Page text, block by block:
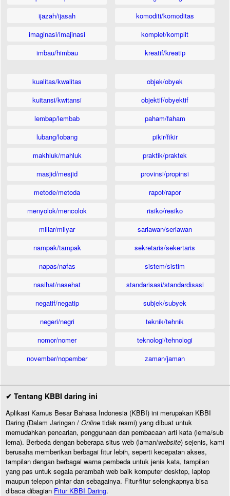
ijazah/ijasah
imaginasi/imajinasi
imbau/himbau
komoditi/komoditas
komplet/komplit
kreatif/kreatip
kualitas/kwalitas
kuitansi/kwitansi
lembap/lembab
lubang/lobang
makhluk/mahluk
masjid/mesjid
metode/metoda
menyolok/mencolok
miliar/milyar
nampak/tampak
napas/nafas
nasihat/nasehat
negatif/negatip
negeri/negri
nomor/nomer
november/nopember
objek/obyek
objektif/obyektif
paham/faham
pikir/fikir
praktik/praktek
provinsi/propinsi
rapot/rapor
risiko/resiko
sariawan/seriawan
sekretaris/sekertaris
sistem/sistim
standarisasi/standardisasi
subjek/subyek
teknik/tehnik
teknologi/tehnologi
zaman/jaman
✔ Tentang KBBI daring ini
Aplikasi Kamus Besar Bahasa Indonesia (KBBI) ini merupakan KBBI
Daring (Dalam Jaringan / Online tidak resmi) yang dibuat untuk
memudahkan pencarian, penggunaan dan pembacaan arti kata (lema/sub
lema). Berbeda dengan beberapa situs web (laman/website) sejenis, kami
berusaha memberikan berbagai fitur lebih, seperti kecepatan akses,
tampilan dengan berbagai warna pembeda untuk jenis kata, tampilan
yang pas untuk segala perambah web baik komputer desktop, laptop
maupun telepon pintar dan sebagainya. Fitur-fitur selengkapnya bisa
dibaca dibagian Fitur KBBI Daring.